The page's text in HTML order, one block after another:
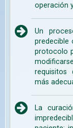
operación
Un
predecible
protocolo
requisitos
más
La